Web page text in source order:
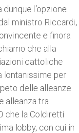
l’opzione
ministro Riccardi,
e finora
che alla
cattoliche
lontanissime per
delle alleanze
alleanza tra
che la Coldiretti
lobby, con cui in